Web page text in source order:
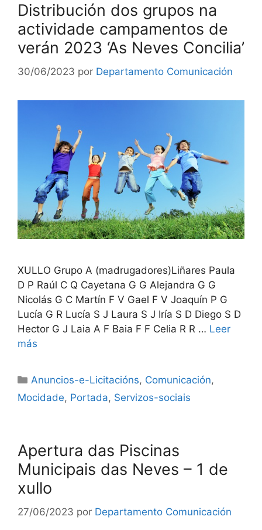
Distribución dos grupos na
actividade campamentos de
verán 2023 ‘As Neves Concilia’
30/06/2023 por Departamento Comunicación
XULLO Grupo A (madrugadores)Liñares Paula
D P Raúl C Q Cayetana G G Alejandra G G
Nicolás G C Martín F V Gael F V Joaquín P G
Lucía G R Lucía S J Laura S J Iría S D Diego S D
Hector G J Laia A F Baia F F Celia R R … Leer
más
Anuncios-e-Licitacións, Comunicación,
Mocidade, Portada, Servizos-sociais
Apertura das Piscinas
Municipais das Neves – 1 de
xullo
27/06/2023 por Departamento Comunicación